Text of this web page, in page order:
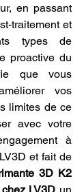
en passant
traitement et
types de
proactive du
que vous
vos
limites de ce
avec votre
à
et fait de
3D K2